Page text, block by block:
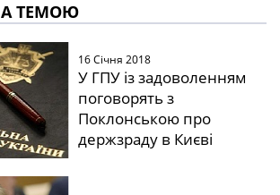
ТЕМОЮ
16 Січня 2018
У ГПУ із задоволенням
поговорять з
Поклонською про
держзраду в Києві